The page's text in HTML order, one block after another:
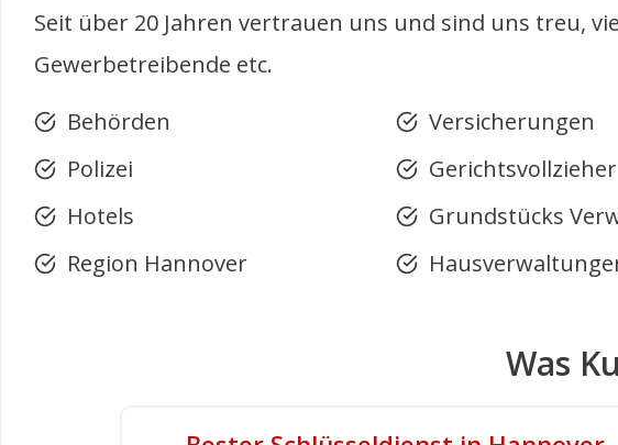
Seit über 20 Jahren vertrauen uns und sind uns treu,
Gewerbetreibende etc.
Behörden
Polizei
Hotels
Region Hannover
Versicherungen
Gerichtsvollzieher
Grundstücks
Was